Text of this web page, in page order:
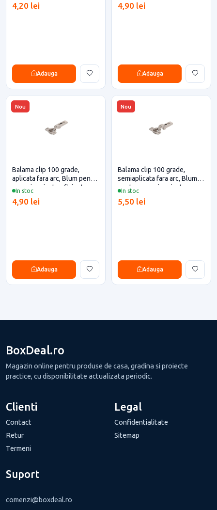
4,20 lei
Adauga
4,90 lei
Adauga
Nou
In stoc
Balama clip 100 grade,
aplicata fara arc, Blum pentru
casa si proiecte eficiente
4,90 lei
Adauga
Nou
In stoc
Balama clip 100 grade,
semiaplicata fara arc, Blum
pentru casa si proiecte
5,50 lei
Adauga
BoxDeal.ro
Magazin online pentru produse de casa, gradina si proiecte
practice, cu disponibilitate actualizata periodic.
Clienti
Contact
Retur
Termeni
Legal
Confidentialitate
Sitemap
Suport
comenzi@boxdeal.ro